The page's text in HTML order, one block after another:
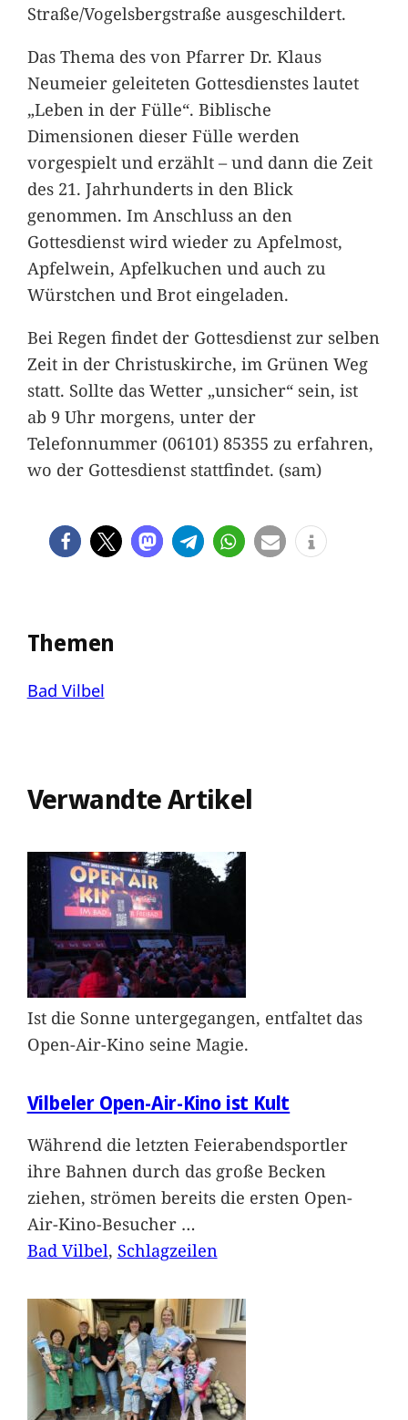
Straße/Vogelsbergstraße ausgeschildert.
Das Thema des von Pfarrer Dr. Klaus
Neumeier geleiteten Gottesdienstes lautet
„Leben in der Fülle“. Biblische
Dimensionen dieser Fülle werden
vorgespielt und erzählt – und dann die Zeit
des 21. Jahrhunderts in den Blick
genommen. Im Anschluss an den
Gottesdienst wird wieder zu Apfelmost,
Apfelwein, Apfelkuchen und auch zu
Würstchen und Brot eingeladen.
Bei Regen findet der Gottesdienst zur selben
Zeit in der Christuskirche, im Grünen Weg
statt. Sollte das Wetter „unsicher“ sein, ist
ab 9 Uhr morgens, unter der
Telefonnummer (06101) 85355 zu erfahren,
wo der Gottesdienst stattfindet. (sam)
Themen
Bad Vilbel
Verwandte Artikel
Ist die Sonne untergegangen, entfaltet das
Open-Air-Kino seine Magie.
Vilbeler Open-Air-Kino ist Kult
Während die letzten Feierabendsportler
ihre Bahnen durch das große Becken
ziehen, strömen bereits die ersten Open-
Air-Kino-Besucher …
Bad Vilbel, Schlagzeilen